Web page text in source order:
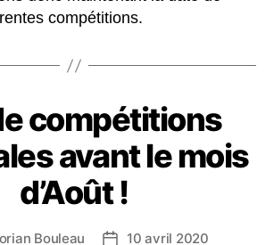
compétitions.
compétitions
avant le mois
d’Août !
Bouleau
Date10 avril 2020